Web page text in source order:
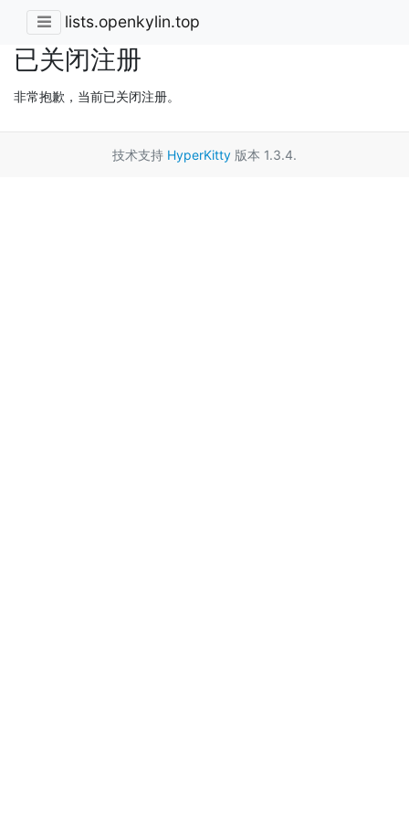
lists.openkylin.top
已关闭注册
非常抱歉，当前已关闭注册。
技术支持 HyperKitty 版本 1.3.4.